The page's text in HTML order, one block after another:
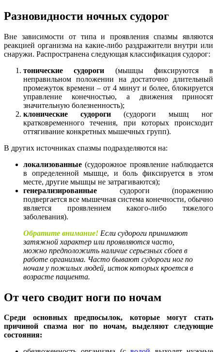
Разновидности ночных судорог
Вне зависимости от типа и проявления спазмы являются
реакцией организма на какие-либо раздражители внутри или
снаружи. Распространена следующая классификация судорог:
тонические судороги (мышцы фиксируются в
неправильном положении на достаточно длительный
промежуток времени – от 4 минут и более, блокируется
управление конечностью, а движения приносят
значительную болезненность);
клонические судороги (судороги мышц ног
кратковременного течения, при которых происходит
оттягивание конкретных мышечных групп).
В других источниках спазмы подразделяются на:
локализованные (судорожное проявление наблюдается
в определенной мышце, и боль фиксируется в этом
месте, другие мышцы не затрагиваются);
генерализированные судороги (поражению
подвергается все мышечная система конечности, обычно
является проявлением какого-либо тяжелого
заболевания).
Обратите внимание! Если судороги принимают
затяжной характер или проявляются часто,
можно предположить наличие серьезных сбоев в
работе организма. Часто бывают судороги ног по
ночам у пожилых людей, исток которых кроется в
возрасте пациента.
От чего сводит ноги по ночам
Среди основных предпосылок, которые могут стать
причиной спазма ног по ночам, выделяют следующие
состояния: